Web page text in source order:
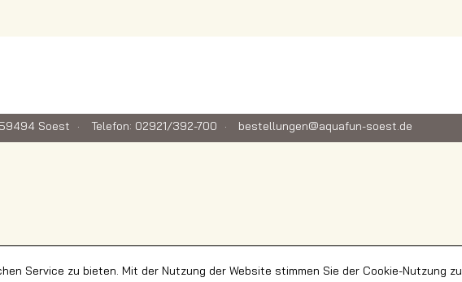
59494 Soest Telefon: 02921/392-700 bestellungen@aquafun-soest.de
Service zu bieten. Mit der Nutzung der Website stimmen Sie der Cookie-Nutzung zu